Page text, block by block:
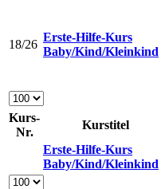
18/26
Erste-Hilfe-Kurs
Baby/Kind/Kleinkind
Kurs-
Nr.
Kurstitel
Erste-Hilfe-Kurs
Baby/Kind/Kleinkind